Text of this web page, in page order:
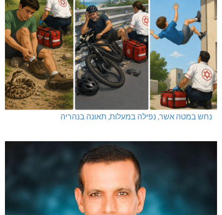
נחש במטה אשר, נפילה במעלות, תאונה בנהריה